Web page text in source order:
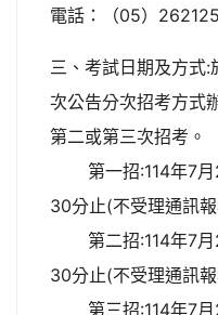
電話：（05）
三、考試日期及方式
次公告分次招考方式
第二或第三次招考。
第一招:114年7月
30分止(不受理通訊報
第二招:114年7月
30分止(不受理通訊報
第三招:114年7月